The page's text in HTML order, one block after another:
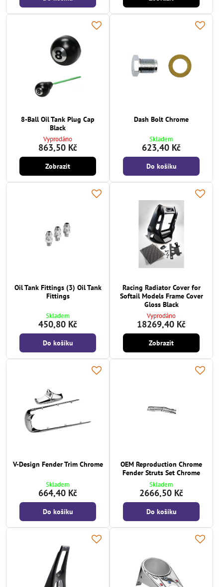
8-Ball Oil Tank Plug Cap
Black
Vyprodáno
863,50 Kč
Zobrazit
Dash Bolt Chrome
Skladem
623,40 Kč
Do košíku
Oil Tank Fittings (3) Oil Tank
Fittings
Skladem
450,80 Kč
Do košíku
Racing Radiator Cover for
Softail Models Frame Cover
Gloss Black
Vyprodáno
18269,40 Kč
Zobrazit
V-Design Fender Trim Chrome
Skladem
664,40 Kč
Do košíku
OEM Reproduction Chrome
Fender Struts Set Chrome
Skladem
2666,50 Kč
Do košíku